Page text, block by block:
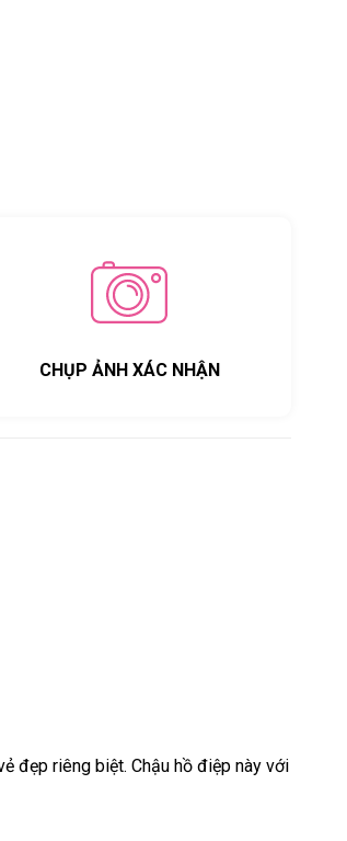
CHỤP ẢNH XÁC NHẬN
đẹp riêng biệt. Chậu hồ điệp này với